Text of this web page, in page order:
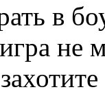
в
не